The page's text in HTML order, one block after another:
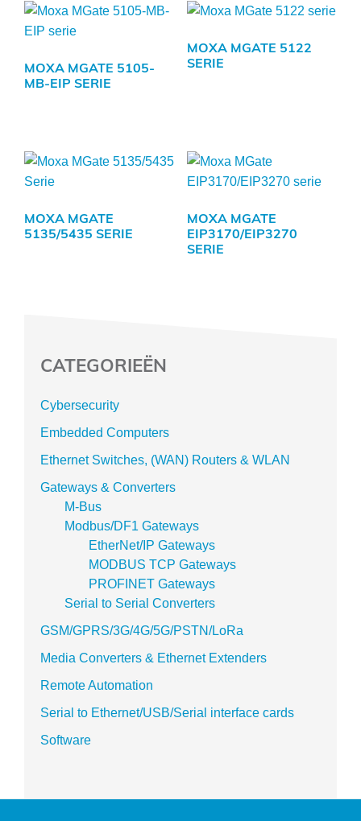
MOXA MGATE 5105-
MB-EIP SERIE
MOXA MGATE 5122
SERIE
MOXA MGATE
5135/5435 SERIE
MOXA MGATE
EIP3170/EIP3270
SERIE
CATEGORIEËN
Cybersecurity
Embedded Computers
Ethernet Switches, (WAN) Routers & WLAN
Gateways & Converters
M-Bus
Modbus/DF1 Gateways
EtherNet/IP Gateways
MODBUS TCP Gateways
PROFINET Gateways
Serial to Serial Converters
GSM/GPRS/3G/4G/5G/PSTN/LoRa
Media Converters & Ethernet Extenders
Remote Automation
Serial to Ethernet/USB/Serial interface cards
Software